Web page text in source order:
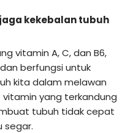
kekebalan tubuh
vitamin A, C, dan B6,
berfungsi untuk
kita dalam melawan
yang terkandung
tubuh tidak cepat
segar.